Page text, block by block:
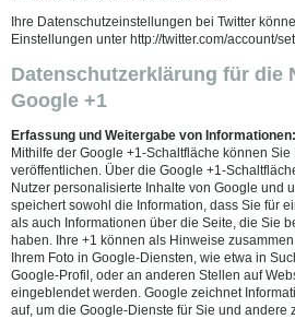
Ihre Datenschutzeinstellungen bei Twitter
Einstellungen unter http://twitter.com/account/
Datenschutzerklärung für die
Google +1
Erfassung und Weitergabe von Informationen:
Mithilfe der Google +1-Schaltfläche können
veröffentlichen. Über die Google +1-
Nutzer personalisierte Inhalte von Google und
speichert sowohl die Information, dass Sie für
als auch Informationen über die Seite, die Sie
haben. Ihre +1 können als Hinweise
Ihrem Foto in Google-Diensten, wie etwa in
Google-Profil, oder an anderen Stellen auf
eingeblendet werden. Google zeichnet
auf, um die Google-Dienste für Sie und andere